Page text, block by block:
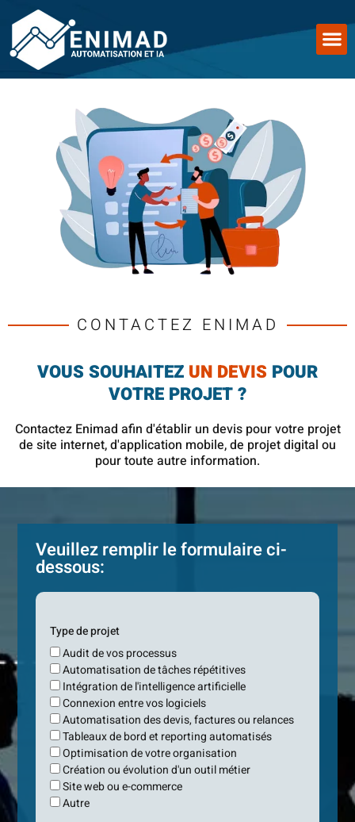
CONTACTEZ ENIMAD
VOUS SOUHAITEZ UN DEVIS POUR
VOTRE PROJET ?
Contactez Enimad afin d'établir un devis pour votre projet
de site internet, d'application mobile, de projet digital ou
pour toute autre information.
Veuillez remplir le formulaire ci-
dessous:
Type de projet
Audit de vos processus
Automatisation de tâches répétitives
Intégration de l'intelligence artificielle
Connexion entre vos logiciels
Automatisation des devis, factures ou relances
Tableaux de bord et reporting automatisés
Optimisation de votre organisation
Création ou évolution d'un outil métier
Site web ou e-commerce
Autre